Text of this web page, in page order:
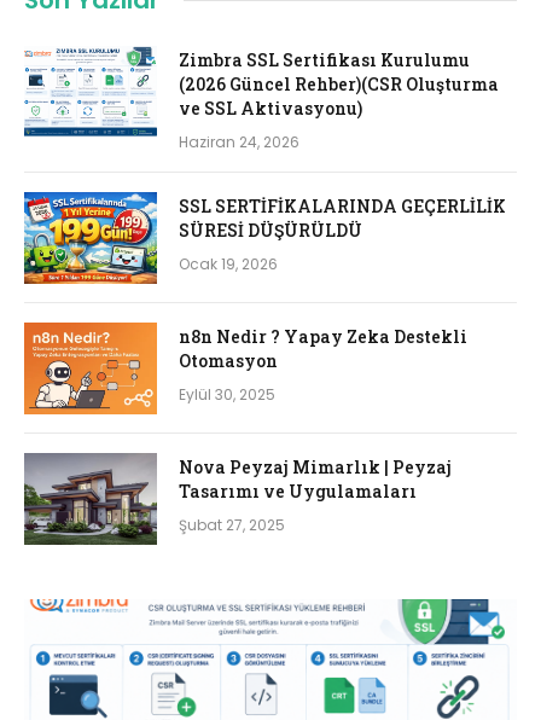
Zimbra SSL Sertifikası Kurulumu
(2026 Güncel Rehber)(CSR Oluşturma
ve SSL Aktivasyonu)
Haziran 24, 2026
SSL SERTİFİKALARINDA GEÇERLİLİK
SÜRESİ DÜŞÜRÜLDÜ
Ocak 19, 2026
n8n Nedir ? Yapay Zeka Destekli
Otomasyon
Eylül 30, 2025
Nova Peyzaj Mimarlık | Peyzaj
Tasarımı ve Uygulamaları
Şubat 27, 2025